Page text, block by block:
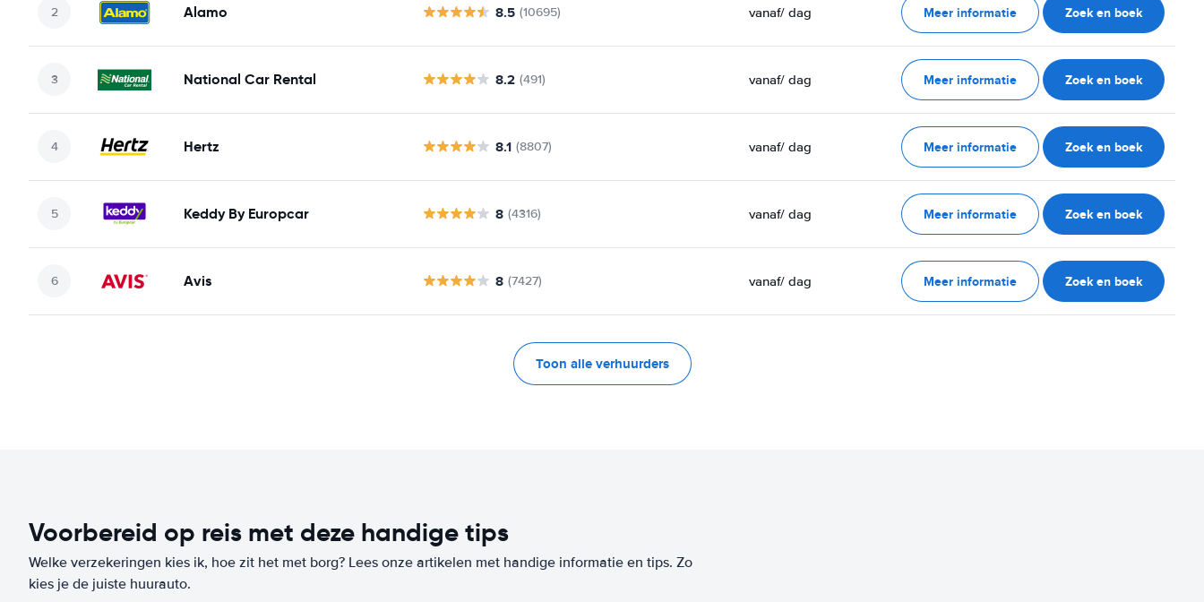
Alamo 8.5 (10695) vanaf/ dag Meer informatie Zoek en boek
National Car Rental 8.2 (491) vanaf/ dag Meer informatie Zoek en boek
Hertz 8.1 (8807) vanaf/ dag Meer informatie Zoek en boek
Keddy By Europcar 8 (4316) vanaf/ dag Meer informatie Zoek en boek
Avis 8 (7427) vanaf/ dag Meer informatie Zoek en boek
Toon alle verhuurders
Voorbereid op reis met deze handige tips
Welke verzekeringen kies ik, hoe zit het met borg? Lees onze artikelen met handige informatie en tips. Zo
kies je de juiste huurauto.